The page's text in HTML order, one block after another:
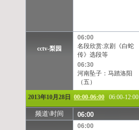
cctv-梨园
06:00
名段欣赏:京剧《白蛇
传》选段等
06:30
河南坠子：马踏洛阳
（五）
2013年10月28日 00:00-06:00 06:00-12:00
频道\时间 06:00
06:00